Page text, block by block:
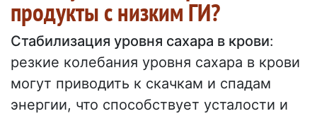
продукты с низким ГИ?
Стабилизация уровня сахара в крови:
резкие колебания уровня сахара в крови
могут приводить к скачкам и спадам
энергии, что способствует усталости и